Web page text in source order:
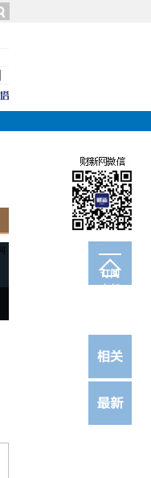
订阅
电邮